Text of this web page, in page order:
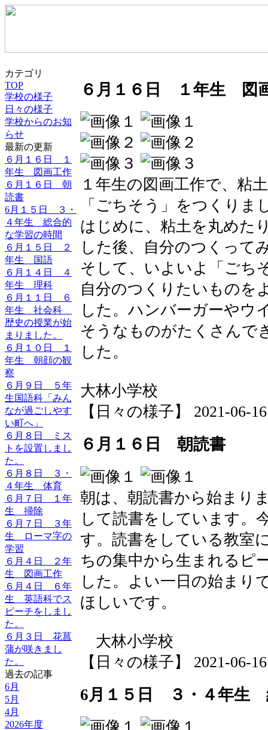
カテゴリ
TOP
学校の様子
日々の様子
学校からのお知
らせ
最新の更新
６月１６日 １
年生 図画工作
６月１６日 朝
読書
6月１５日 ３・
４年生 総合的
な学習の時間
６月１５日 ２
年生 国語
６月１４日 ４
年生 理科
６月１１日 ６
年生 社会科
歴史の授業が始
まりました。
６月１０日 １
年生 朝顔の観
察
６月９日 ５年
生国語科「みん
なが過ごしやす
い町へ」
６月８日 ミス
トを設置しまし
た。
６月８日 ３・
４年生 体育
６月７日 １年
生 掃除
６月７日 ３年
生 ローマ字の
学習
６月４日 ２年
生 図画工作
６月４日 ６年
生 英語科でス
ピーチをしまし
た。
６月３日 花菖
蒲が咲きまし
た。
過去の記事
6月
5月
4月
2026年度
６月１６日 １年生 図
１年生の図画工作で、粘
「ごちそう」をつくりま
はじめに、粘土を丸めた
した後、自分のつくって
そして、いよいよ「ごち
自分のつくりたいものを
した。ハンバーガーやウ
そうなものがたくさんで
した。
大林小学校
【日々の様子】 2021-06-
６月１６日 朝読書
朝は、朝読書から始まり
して読書をしています。
す。読書をしている教室
ちの集中から生まれるピ
した。よい一日の始まり
ほしいです。
大林小学校
【日々の様子】 2021-06-
6月１５日 ３・４年生